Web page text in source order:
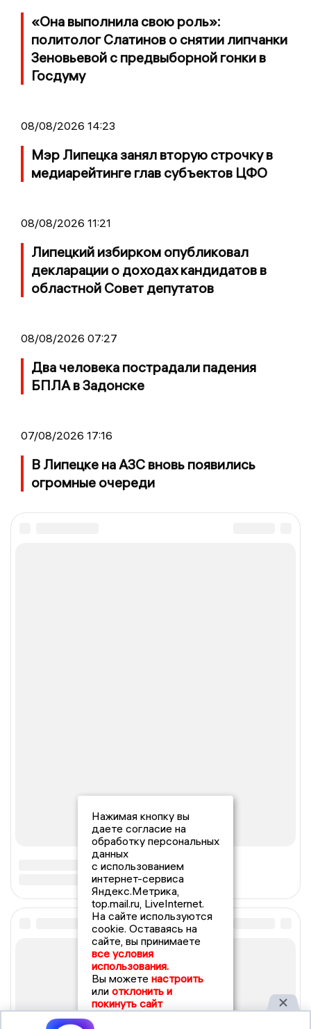
«Она выполнила свою роль»:
политолог Слатинов о снятии липчанки
Зеновьевой с предвыборной гонки в
Госдуму
08/08/2026 14:23
Мэр Липецка занял вторую строчку в
медиарейтинге глав субъектов ЦФО
08/08/2026 11:21
Липецкий избирком опубликовал
декларации о доходах кандидатов в
областной Совет депутатов
08/08/2026 07:27
Два человека пострадали падения
БПЛА в Задонске
07/08/2026 17:16
В Липецке на АЗС вновь появились
огромные очереди
Нажимая кнопку вы
даете согласие на
обработку персональных
данных
с использованием
интернет-сервиса
Яндекс.Метрика,
top.mail.ru, LiveInternet.
На сайте используются
cookie. Оставаясь на
сайте, вы принимаете
все условия
использования.
Вы можете настроить
или отклонить и
покинуть сайт